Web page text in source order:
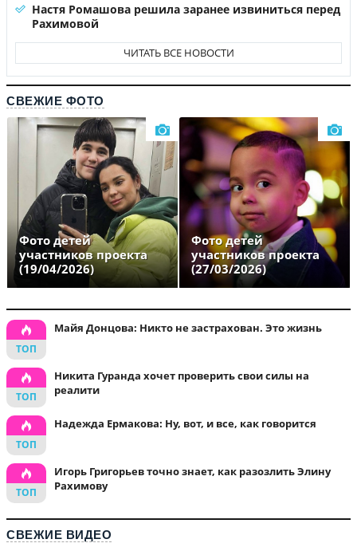
Настя Ромашова решила заранее извиниться перед
Рахимовой
ЧИТАТЬ ВСЕ НОВОСТИ
СВЕЖИЕ ФОТО
Фото детей
участников проекта
(19/04/2026)
Фото детей
участников проекта
(27/03/2026)
Майя Донцова: Никто не застрахован. Это жизнь
Никита Гуранда хочет проверить свои силы на
реалити
Надежда Ермакова: Ну, вот, и все, как говорится
Игорь Григорьев точно знает, как разозлить Элину
Рахимову
СВЕЖИЕ ВИДЕО